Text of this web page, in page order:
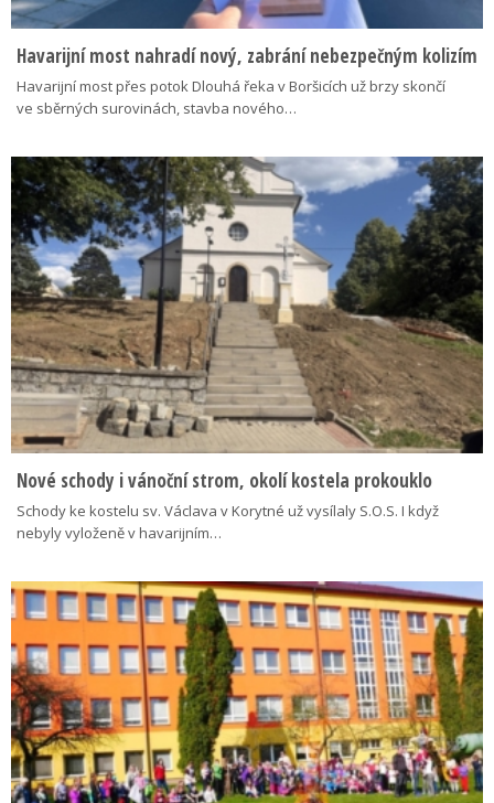
Havarijní most nahradí nový, zabrání nebezpečným kolizím
Havarijní most přes potok Dlouhá řeka v Boršicích už brzy skončí
ve sběrných surovinách, stavba nového…
Nové schody i vánoční strom, okolí kostela prokouklo
Schody ke kostelu sv. Václava v Korytné už vysílaly S.O.S. I když
nebyly vyloženě v havarijním…